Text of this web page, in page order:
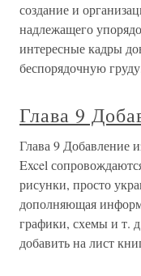
создание и
надлежащего
интересные кадры
беспорядочную
Глава 9
Глава 9 Добавление
Excel
рисунки, просто
дополняющая
графики, схемы и т.
добавить на лист